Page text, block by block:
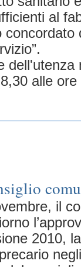
al
alle ore
il
2010,